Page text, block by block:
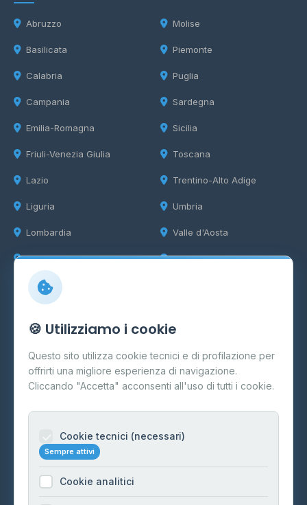
Abruzzo
Basilicata
Calabria
Campania
Emilia-Romagna
Friuli-Venezia Giulia
Lazio
Liguria
Lombardia
Marche
Molise
Piemonte
Puglia
Sardegna
Sicilia
Toscana
Trentino-Alto Adige
Umbria
Valle d'Aosta
Veneto
Info
Cos'è il GPL
FAQ
Contatti
Informazioni legali
Cookie Policy
🍪 Utilizziamo i cookie
Questo sito utilizza cookie tecnici e di profilazione per
offrirti una migliore esperienza di navigazione.
Cliccando "Accetta" acconsenti all'uso di tutti i cookie.
Cookie tecnici (necessari)
Sempre attivi
Cookie analitici